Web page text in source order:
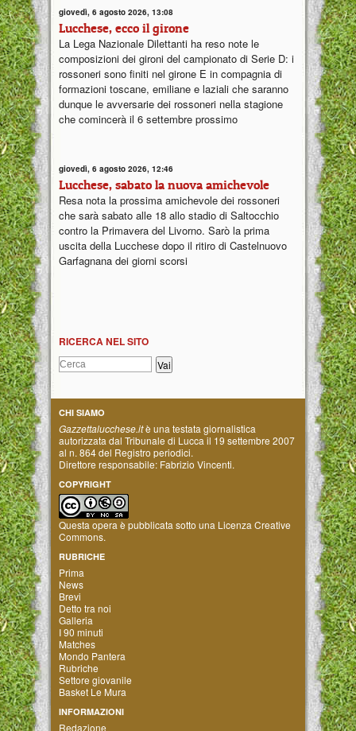
giovedì, 6 agosto 2026, 13:08
Lucchese, ecco il girone
La Lega Nazionale Dilettanti ha reso note le
composizioni dei gironi del campionato di Serie D: i
rossoneri sono finiti nel girone E in compagnia di
formazioni toscane, emiliane e laziali che saranno
dunque le avversarie dei rossoneri nella stagione
che comincerà il 6 settembre prossimo
giovedì, 6 agosto 2026, 12:46
Lucchese, sabato la nuova amichevole
Resa nota la prossima amichevole dei rossoneri
che sarà sabato alle 18 allo stadio di Saltocchio
contro la Primavera del Livorno. Sarò la prima
uscita della Lucchese dopo il ritiro di Castelnuovo
Garfagnana dei giorni scorsi
RICERCA NEL SITO
CHI SIAMO
Gazzettalucchese.itè una testata giornalistica
autorizzata dal Tribunale di Lucca il 19 settembre 2007
al n. 864 del Registro periodici.
Direttore responsabile: Fabrizio Vincenti.
COPYRIGHT
Questa opera è pubblicata sotto una Licenza Creative
Commons.
RUBRICHE
Prima
News
Brevi
Detto tra noi
Galleria
I 90 minuti
Matches
Mondo Pantera
Rubriche
Settore giovanile
Basket Le Mura
INFORMAZIONI
Redazione